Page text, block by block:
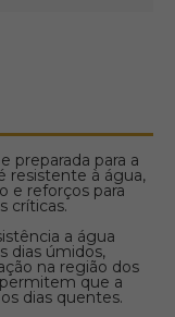
preparada para a
resistente à água,
e reforços para
críticas.
a água
dias úmidos,
na região dos
que a
dias quentes.